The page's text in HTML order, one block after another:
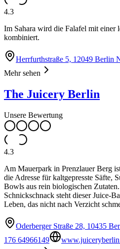
4.3
Im Sahara wird die Falafel mit einer
kombiniert.
Herrfurthstraße 5, 12049 Berlin
Mehr sehen
The Juicery Berlin
Unsere Bewertung
4.3
Am Mauerpark in Prenzlauer Berg
die Adresse für kaltgepresste Säfte,
Bowls aus rein biologischen
Schnickschnack steht dieser Juice-
Leben, das nicht nach Verzicht
Oderberger Straße 28, 10435
176 64966149